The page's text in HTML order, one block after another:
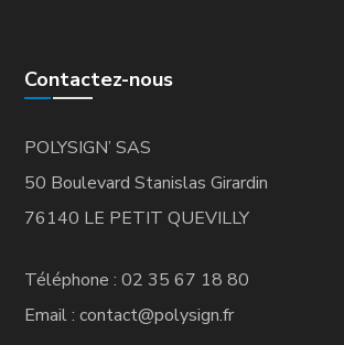
Contactez-nous
POLYSIGN’ SAS
50 Boulevard Stanislas Girardin
76140 LE PETIT QUEVILLY
Téléphone : 02 35 67 18 80
Email : contact@polysign.fr